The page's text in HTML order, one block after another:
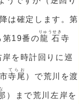
は確定します。第
第19番の龍石
りゅうせき
寺
を時計回りに巡
寺尾
てらお
）で荒川を渡
）まで荒川左岸を